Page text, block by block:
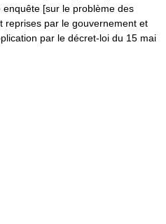
enquête [sur le problème des
reprises par le gouvernement et
par le décret-loi du 15 mai